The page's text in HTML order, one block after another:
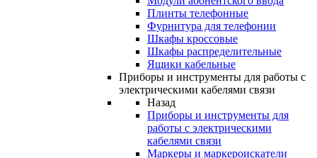
Плинты телефонные
Фурнитура для телефонии
Шкафы кроссовые
Шкафы распределительные
Ящики кабельные
Приборы и инструменты для работы с
электрическими кабелями связи
Назад
Приборы и инструменты для
работы с электрическими
кабелями связи
Маркеры и маркероискатели